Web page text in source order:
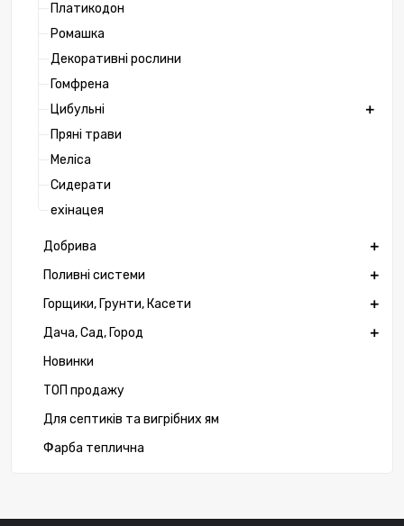
Платикодон
Ромашка
Декоративні рослини
Гомфрена
Цибульні
Пряні трави
Меліса
Сидерати
ехінацея
Добрива
Поливні системи
Горщики, Грунти, Касети
Дача, Сад, Город
Новинки
ТОП продажу
Для септиків та вигрібних ям
Фарба теплична